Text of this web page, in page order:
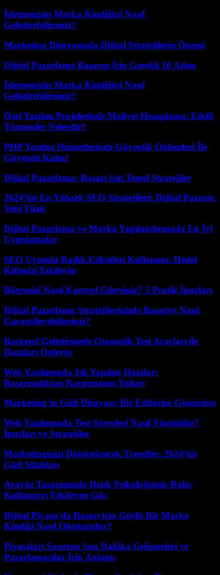
İşletmenizin Marka Kimliğini Nasıl
Geliştirebilirsiniz?
Marketing Dünyasında Dijital Stratejilerin Önemi
Dijital Pazarlama Başarısı İçin Gerekli 10 Adım
İşletmenizin Marka Kimliğini Nasıl
Geliştirebilirsiniz?
Özel Yazılım Projelerinde Maliyet Hesaplama: Etkili
Yöntemler Nelerdir?
PHP Yazılım Hizmetlerinde Güvenlik Önlemleri İle
Güvende Kalın!
Dijital Pazarlama: Başarı için Temel Stratejiler
2024’ün En Yüksek SEO Stratejileri: Dijital Pazarın
Yeni Yüzü
Dijital Pazarlama ve Marka Yapılandırmada En İyi
Uygulamalar
SEO Uyumlu Başlık Etiketleri Kullanımı: Hedef
Kitlenizi Etkileyin
Bütçenizi Nasıl Kontrol Edersiniz? 5 Pratik İpuçları
Dijital Pazarlama Stratejilerinizde Başarıyı Nasıl
Garantileyebilirsiniz?
Backend Geliştirmede Otomatik Test Araçları ile
Hataları Önleyin
Web Yazılımında Sık Yapılan Hatalar:
Başarısızlıktan Kaçınmanın Yolları
Marketing’in Gizli Dünyası: Bir Editörün Gözünden
Web Yazılımında Test Süreçleri Nasıl Yürütülür?
İpuçları ve Stratejiler
Marketinginizi Dönüştürecek Trendler: 2024’ün
Gizli Silahları
Arayüz Tasarımında Renk Psikolojisinin Rolü:
Kullanıcıyı Etkileyen Güç
Dijital Piyasa’da Başarı için Güçlü Bir Marka
Kimliği Nasıl Oluşturulur?
Piyasaları Şaşırtan Son Dakika Gelişmeleri ve
Pazarlamacılar İçin Anlamı